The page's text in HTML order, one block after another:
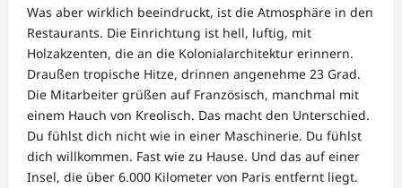
Was aber wirklich beeindruckt, ist die Atmosphäre in den
Restaurants. Die Einrichtung ist hell, luftig, mit
Holzakzenten, die an die Kolonialarchitektur erinnern.
Draußen tropische Hitze, drinnen angenehme 23 Grad.
Die Mitarbeiter grüßen auf Französisch, manchmal mit
einem Hauch von Kreolisch. Das macht den Unterschied.
Du fühlst dich nicht wie in einer Maschinerie. Du fühlst
dich willkommen. Fast wie zu Hause. Und das auf einer
Insel, die über 6.000 Kilometer von Paris entfernt liegt.